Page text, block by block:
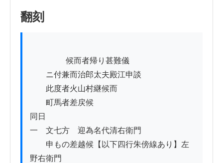
翻刻
ニ付兼而治郎太夫殿江申談
此度者火山村継候而
町馬者差戻候
同日
一　文七方ゟ迎為名代清右衛門
申もの差越候【以下四行朱傍線あり】左
野右衛門